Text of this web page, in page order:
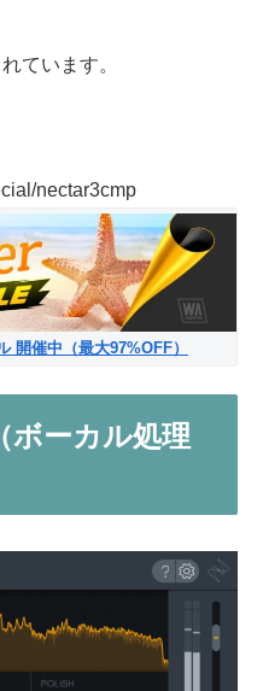
ています。
nectar3cmp
催中（最大97%OFF）
ボーカル処理